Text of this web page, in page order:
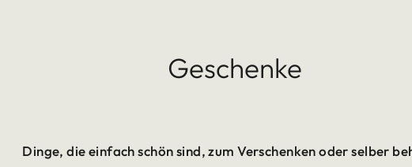
Geschenke
Dinge, die einfach schön sind, zum Verschenken oder selber